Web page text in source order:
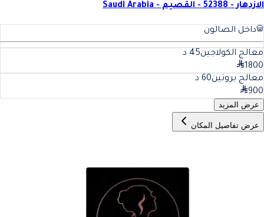
الازدهار - 52388 - القصيم - Saudi Arabia
داخل الصالون
معالج الكولاجين45 د
1800
معالج بروتين60 د
900
عرض المزيد
عرض تفاصيل المكان